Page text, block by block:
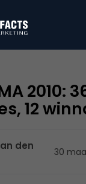
2010:
12
den
30